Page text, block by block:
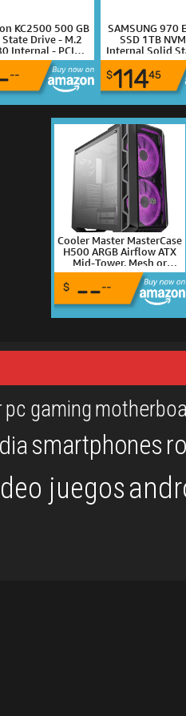
KC2500 500 GB
Drive - M.2
Internal - PCI
NVMe (PCI
NVMe 3.0 x4)
--
SAMSUNG 970
SSD 1TB
Internal Solid
Drive, V-
Technology,
Memory
Gaming,
Control, Max
V7S1T0B/
$11445
Cooler Master MasterCase
H500 ARGB Airflow ATX
Mid-Tower, Mesh or
Transparent Front Panel
Option, Dual 200mm
Customizable ARGB Fans,
and Tempered Glass
(MCM-H500-IGNN-S01)
$ ----
pc gaming
smartphones
juegos